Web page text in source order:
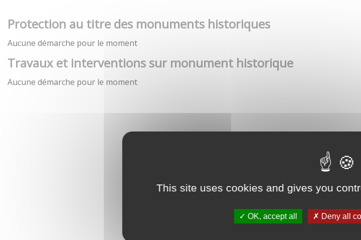
This site uses cookies and gives you
OK, accept all Deny all
Protection au titre des monuments historiques
Aucune démarche pour le moment
Travaux et interventions sur monument historique
Aucune démarche pour le moment